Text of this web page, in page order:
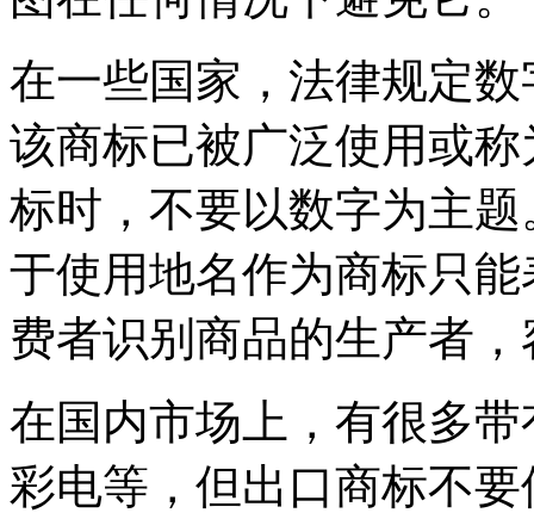
在一些国家，法律规定
该商标已被广泛使用或
标时，不要以数字为主
于使用地名作为商标只
费者识别商品的生产者
在国内市场上，有很多
彩电等，但出口商标不